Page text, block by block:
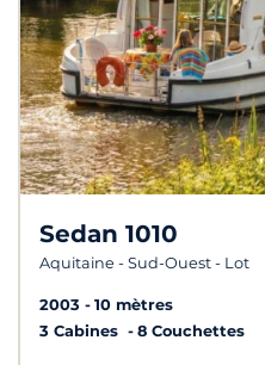
Sedan 1010
Aquitaine - Sud-Ouest - Lot
2003
10 mètres
3 Cabines
8 Couchettes